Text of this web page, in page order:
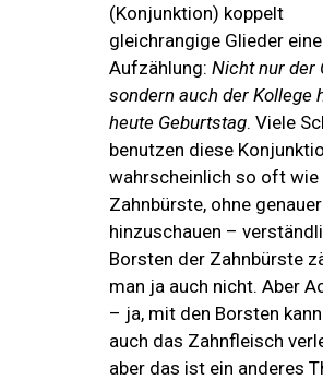
(Konjunktion) koppelt
gleichrangige Glieder
Aufzählung: Nicht nur der
sondern auch der Kollege
heute Geburtstag. Viele
benutzen diese
wahrscheinlich so oft wie
Zahnbürste, ohne genauer
hinzuschauen –
Borsten der Zahnbürste
man ja auch nicht. Aber
– ja, mit den Borsten
auch das Zahnfleisch
aber das ist ein anderes